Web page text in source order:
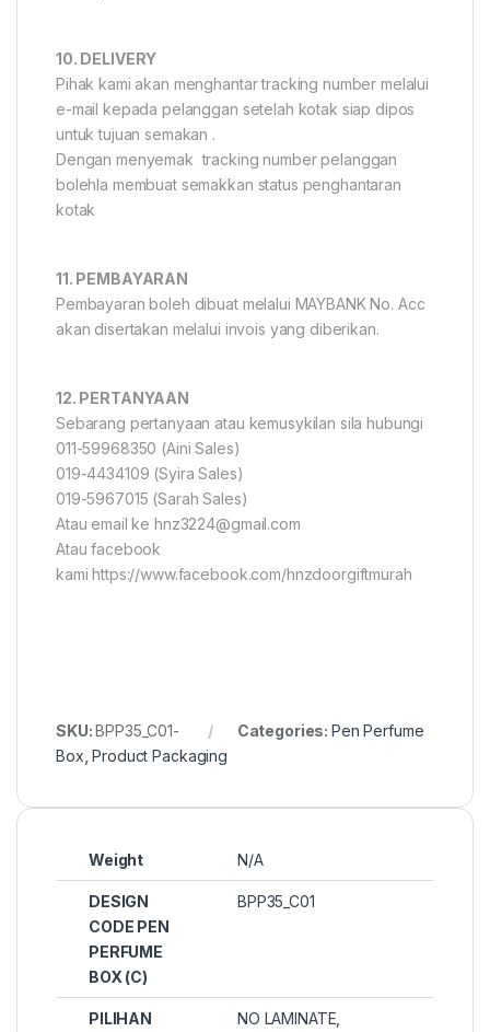
10. DELIVERY
Pihak kami akan menghantar tracking number melalui
e-mail kepada pelanggan setelah kotak siap dipos
untuk tujuan semakan .
Dengan menyemak tracking number pelanggan
bolehla membuat semakkan status penghantaran
kotak
11. PEMBAYARAN
Pembayaran boleh dibuat melalui MAYBANK No. Acc
akan disertakan melalui invois yang diberikan.
12. PERTANYAAN
Sebarang pertanyaan atau kemusykilan sila hubungi
011-59968350 (Aini Sales)
019-4434109 (Syira Sales)
019-5967015 (Sarah Sales)
Atau email ke hnz3224@gmail.com
Atau facebook
kami https://www.facebook.com/hnzdoorgiftmurah
SKU:BPP35_C01- Categories: Pen Perfume
Box ,Product Packaging
Weight N/A
DESIGN
CODE PEN
PERFUME
BOX (C)
BPP35_C01
PILIHAN
NO LAMINATE,